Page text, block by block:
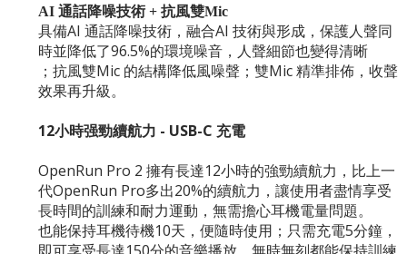
AI 通話降噪技術 + 抗風雙Mic
具備AI 通話降噪技術，融合AI 技術與形成，保護人聲同
時並降低了96.5%的環境噪音，人聲細節也變得清晰
；抗風雙Mic 的結構降低風噪聲；雙Mic 精準排佈，收聲
效果再升級。
12小時强勁續航力 - USB-C 充電
OpenRun Pro 2 擁有長達12小時的強勁續航力，比上一
代OpenRun Pro多出20%的續航力，讓使用者盡情享受
長時間的訓練和耐力運動，無需擔心耳機電量問題。
也能保持耳機待機10天，便隨時使用；只需充電5分鐘，